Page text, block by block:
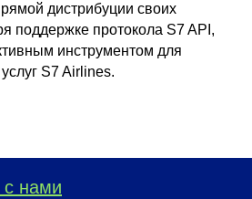
дистрибуции своих
поддержке протокола S7 API,
инструментом для
S7 Airlines.
с нами